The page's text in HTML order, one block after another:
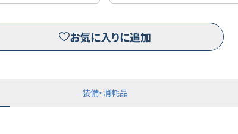
お気に入りに追加
装備・消耗品